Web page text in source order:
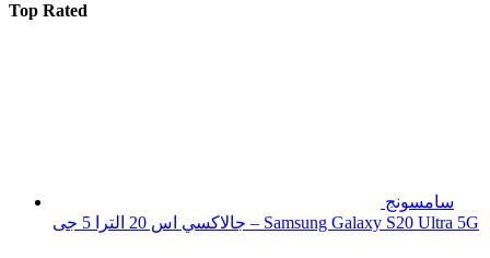
Top Rated
سامسونج
جالاكسي اس 20 الترا 5 جى – Samsung Galaxy S20 Ultra 5G